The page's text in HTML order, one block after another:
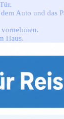
Auto und das
Haus.